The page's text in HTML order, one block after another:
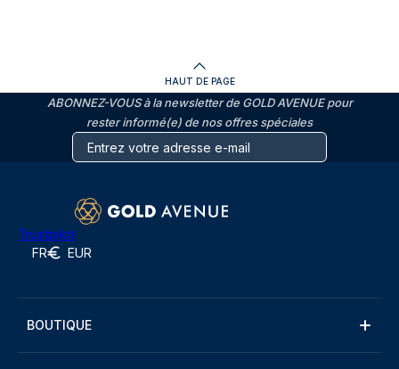
HAUT DE PAGE
ABONNEZ-VOUS à la newsletter de GOLD AVENUE pour
rester informé(e) de nos offres spéciales
Trustpilot
FR EUR
BOUTIQUE